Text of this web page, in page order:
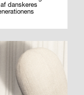
­danskeres